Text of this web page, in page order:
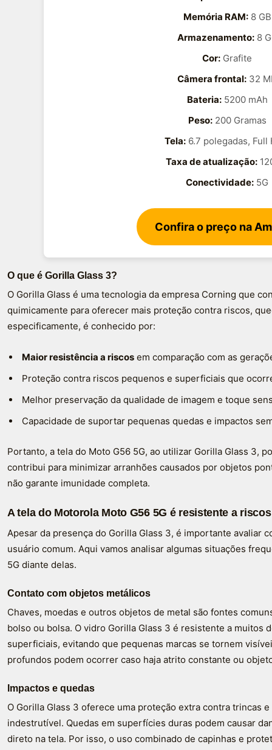
Memória RAM:8 GB
Armazenamento:8
Cor: Grafite
Câmera frontal: 32
Bateria:5200 mAh
Peso:200 Gramas
Tela: 6.7 polegadas, Full
Taxa de atualização:
Conectividade: 5G
Confira o preço na
O que é Gorilla Glass 3?
O Gorilla Glass é uma tecnologia da empresa Corning que
quimicamente para oferecer mais proteção contra riscos,
especificamente, é conhecido por:
Maior resistência a riscos em comparação com as
Proteção contra riscos pequenos e superficiais que
Melhor preservação da qualidade de imagem e toque
Capacidade de suportar pequenas quedas e impactos
Portanto, a tela do Moto G56 5G, ao utilizar Gorilla Glass 3,
contribui para minimizar arranhões causados por objetos
não garante imunidade completa.
A tela do Motorola Moto G56 5G é resistente a
Apesar da presença do Gorilla Glass 3, é importante avaliar
usuário comum. Aqui vamos analisar algumas situações
5G diante delas.
Contato com objetos metálicos
Chaves, moedas e outros objetos de metal são fontes
bolso ou bolsa. O vidro Gorilla Glass 3 é resistente a muitos
superficiais, evitando que pequenas marcas se tornem
profundos podem ocorrer caso haja atrito constante ou
Impactos e quedas
O Gorilla Glass 3 oferece uma proteção extra contra trincas
indestrutível. Quedas em superfícies duras podem causar
direto na tela. Por isso, o uso combinado de capinhas e